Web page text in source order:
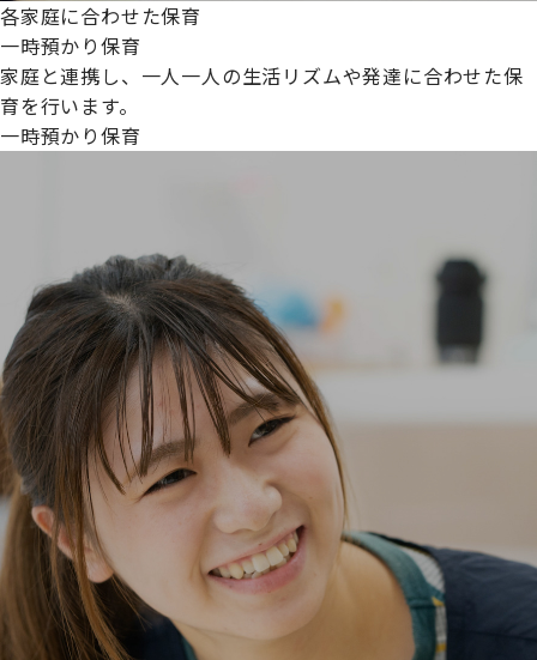
各家庭に合わせた保育
一時預かり保育
家庭と連携し、一人一人の生活リズムや発達に合わせた保
育を行います。
一時預かり保育